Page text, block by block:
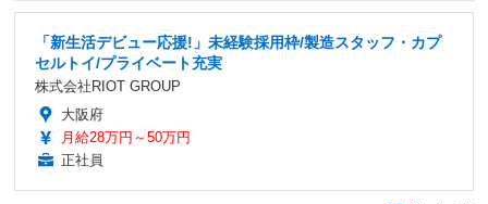
「新生活デビュー応援!」未経験採用枠/製造スタッフ・カプ
セルトイ/プライベート充実
株式会社RIOT GROUP
大阪府
月給28万円～50万円
正社員